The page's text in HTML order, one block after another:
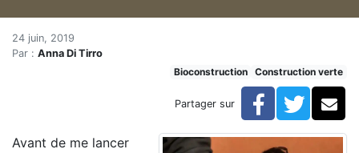
Accueil
Articles
Mon expérience à l’Académie Earthship
Mon expérience à l’Académie
24 juin, 2019
Par : Anna Di Tirro
Bioconstruction
Construction verte
Partager sur Facebook
Avant de me lancer